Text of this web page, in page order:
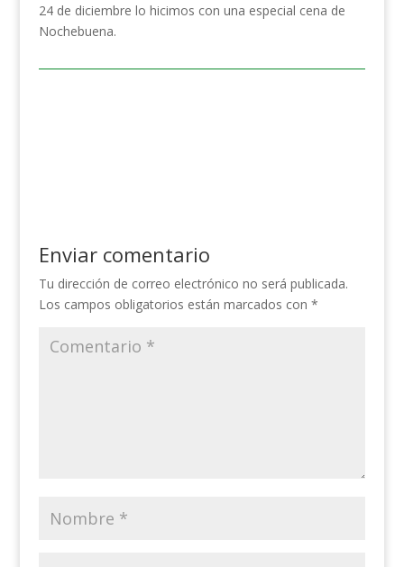
24 de diciembre lo hicimos con una especial cena de
Nochebuena.
Enviar comentario
Tu dirección de correo electrónico no será publicada.
Los campos obligatorios están marcados con *